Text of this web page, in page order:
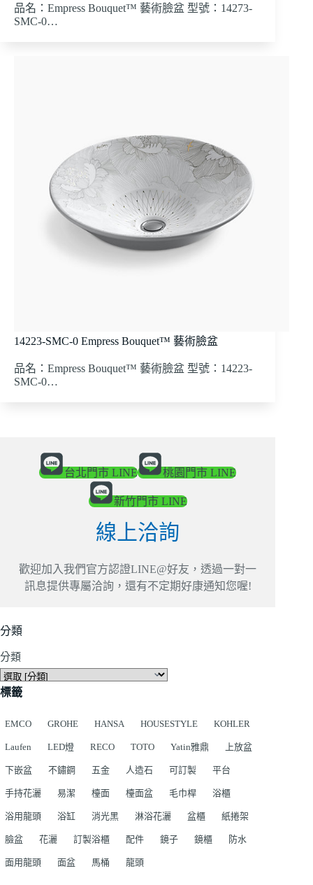
品名：Empress Bouquet™ 藝術臉盆 型號：14273-
SMC-0…
14223-SMC-0 Empress Bouquet™ 藝術臉盆
品名：Empress Bouquet™ 藝術臉盆 型號：14223-
SMC-0…
台北門市 LINE 桃園門市 LINE
新竹門市 LINE
線上洽詢
歡迎加入我們官方認證LINE@好友，透過一對一
訊息提供專屬洽詢，還有不定期好康通知您喔!
分類
分類
標籤
EMCO GROHE HANSA HOUSESTYLE KOHLER
Laufen LED燈 RECO TOTO Yatin雅鼎 上放盆
下嵌盆 不鏽鋼 五金 人造石 可訂製 平台
手持花灑 易潔 檯面 檯面盆 毛巾桿 浴櫃
浴用龍頭 浴缸 消光黑 淋浴花灑 盆櫃 紙捲架
臉盆 花灑 訂製浴櫃 配件 鏡子 鏡櫃 防水
面用龍頭 面盆 馬桶 龍頭